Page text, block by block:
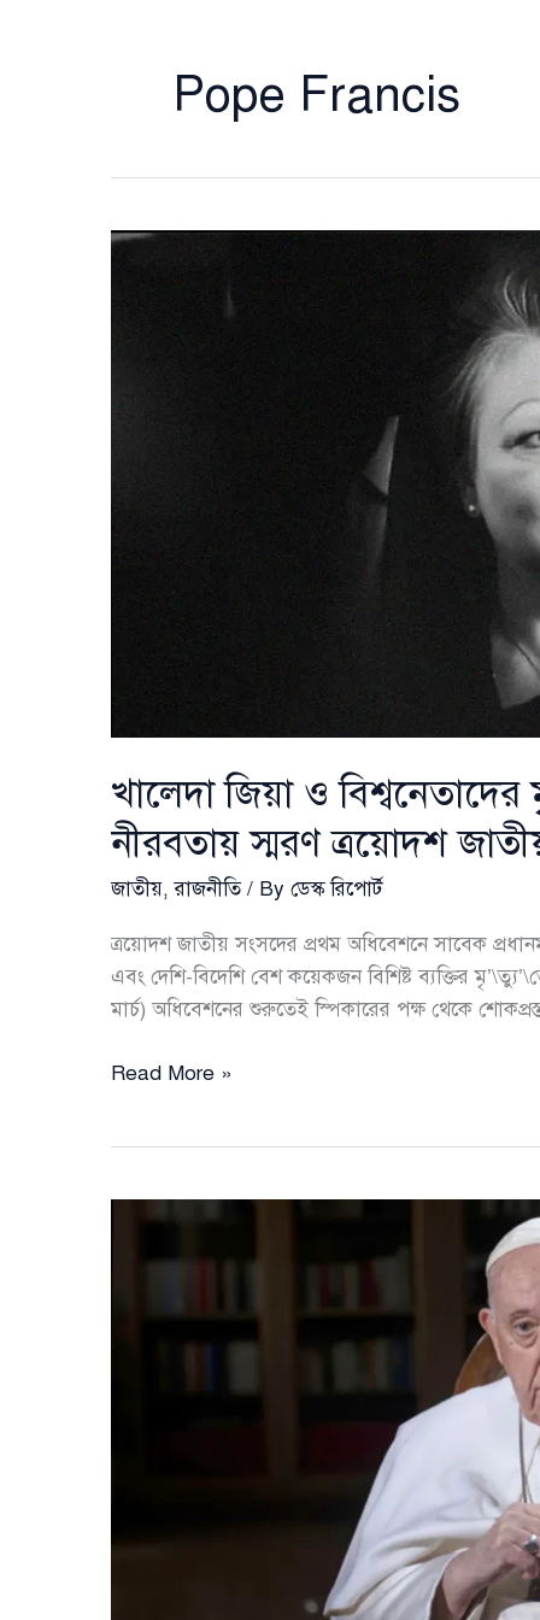
Pope Francis
খালেদা জিয়া ও
নীরবতায় স্মরণ ত্রয়োদশ
জাতীয়,রাজনীতি/ By ডেস্ক রিপোর্ট
ত্রয়োদশ জাতীয় সংসদের প্রথম অধিবেশনে সাবেক
এবং দেশি-বিদেশি বেশ কয়েকজন বিশিষ্ট ব্যক্তির
মার্চ) অধিবেশনের শুরুতেই স্পিকারের পক্ষ থেকে
খালেদা
মৃ’\ত্যু’\তে
শোকপ্রস্তাব,
Read More »